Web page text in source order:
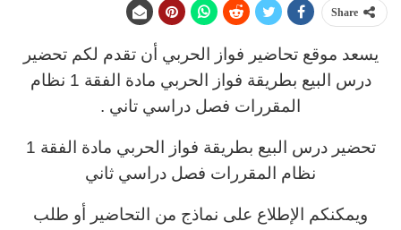
Share
يسعد موقع تحاضير فواز الحربي أن تقدم لكم تحضير
درس البيع بطريقة فواز الحربي مادة الفقة 1 نظام
المقررات فصل دراسي تاني .
تحضير درس البيع بطريقة فواز الحربي مادة الفقة 1
نظام المقررات فصل دراسي ثاني
ويمكنكم الإطلاع على نماذج من التحاضير أو طلب